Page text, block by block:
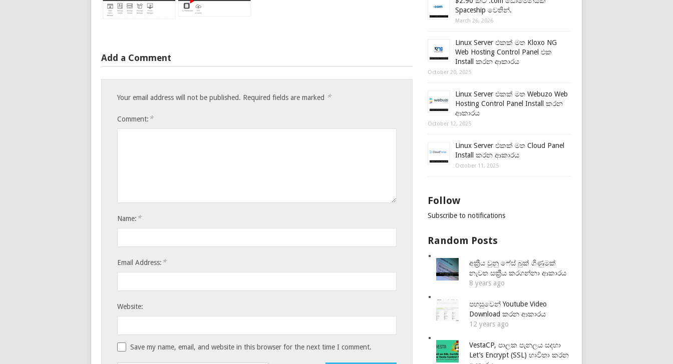
Add a Comment
Your email address will not be published. Required fields are marked *
Comment: *
Name: *
Email Address: *
Website:
Save my name, email, and website in this browser for the next time I comment.
Spaceship වෙතින්.
March 26, 2026
Linux Server එකක් මත Kloxo NG
Web Hosting Control Panel එක
Install කරන ආකාරය
October 20, 2025
Linux Server එකක් මත Webuzo Web
Hosting Control Panel Install කරන
ආකාරය
October 12, 2025
Linux Server එකක් මත Cloud Panel
Install කරන ආකාරය
October 11, 2025
Follow
Subscribe to notifications
Random Posts
අක්‍රීය වුනු ෆේස් බුක් ගිණුමක්
නැවත සක්‍රීය කරගන්නා ආකාරය
8 years ago
පහසුවෙන් Youtube Video
Download කරන ආකාරය
12 years ago
VestaCP, පාලක පැනලය සදහා
Let’s Encrypt (SSL) භාවිතා කරන